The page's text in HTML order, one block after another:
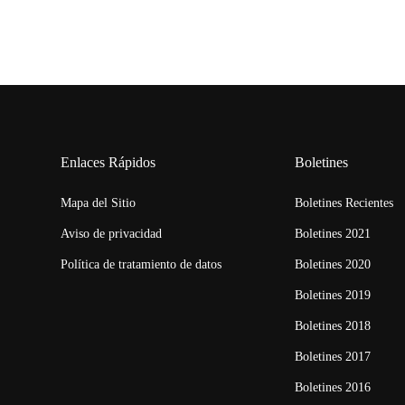
Enlaces Rápidos
Mapa del Sitio
Aviso de privacidad
Política de tratamiento de datos
Boletines
Boletines Recientes
Boletines 2021
Boletines 2020
Boletines 2019
Boletines 2018
Boletines 2017
Boletines 2016